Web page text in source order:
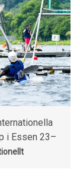
i Essen 23–